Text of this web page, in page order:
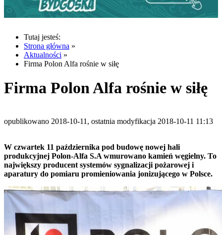
Tutaj jesteś:
Strona główna »
Aktualności »
Firma Polon Alfa rośnie w siłę
Firma Polon Alfa rośnie w siłę
opublikowano 2018-10-11, ostatnia modyfikacja 2018-10-11 11:13
W czwartek 11 października pod budowę nowej hali
produkcyjnej Polon-Alfa S.A wmurowano kamień węgielny. To
największy producent systemów sygnalizacji pożarowej i
aparatury do pomiaru promieniowania jonizującego w Polsce.